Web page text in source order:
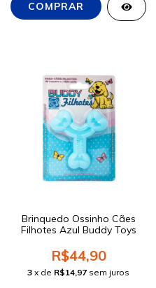
Brinquedo Ossinho Cães
Filhotes Azul Buddy Toys
R$44,90
3 x de R$14,97 sem juros